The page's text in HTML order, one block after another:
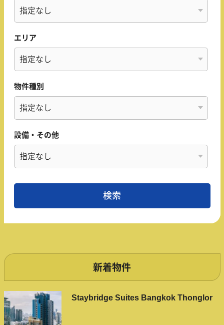
エリア
物件種別
設備・その他
新着物件
Staybridge Suites Bangkok Thonglor